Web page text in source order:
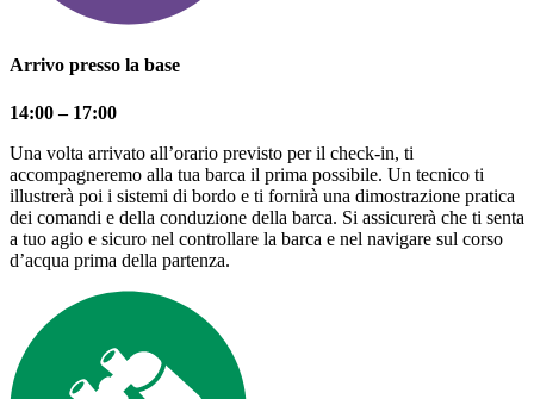
Arrivo presso la base
14:00 – 17:00
Una volta arrivato all’orario previsto per il check-in, ti
accompagneremo alla tua barca il prima possibile. Un tecnico ti
illustrerà poi i sistemi di bordo e ti fornirà una dimostrazione pratica
dei comandi e della conduzione della barca. Si assicurerà che ti senta
a tuo agio e sicuro nel controllare la barca e nel navigare sul corso
d’acqua prima della partenza.